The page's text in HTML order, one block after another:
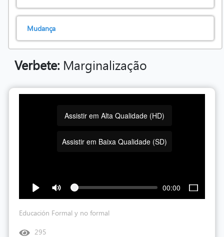
Mudança
Verbete:Marginalização
Assistir em Alta Qualidade (HD)
Assistir em Baixa Qualidade (SD)
00:00
Educación Formal y no formal
295